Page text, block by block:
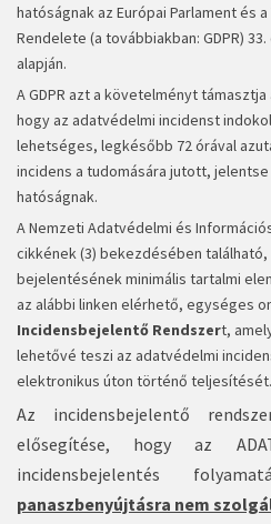
hatóságnak az Európai Parlament és a
Rendelete (a továbbiakban: GDPR)
alapján.
A GDPR azt a követelményt támasztja
hogy az adatvédelmi incidenst
lehetséges, legkésőbb 72 órával
incidens a tudomására jutott,
hatóságnak.
A Nemzeti Adatvédelmi és
cikkének (3) bekezdésében
bejelentésének minimális tartalmi
az alábbi linken elérhető, egységes
Incidensbejelentő Rendszert,
lehetővé teszi az adatvédelmi
elektronikus úton történő teljesítését.
Az incidensbejelentő
elősegítése, hogy az
incidensbejelentés
panaszbenyújtásra nem